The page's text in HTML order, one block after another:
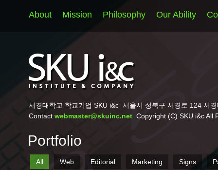
About Mission Philosophy Our Ability
서경대학교 학교기업 SKU i&c 서울시 성북구 서경로 124 서
Contact webmaster@skuinc.net Copyright (C) SKU i&c All
Portfolio
All Web Editorial Marketing Signs